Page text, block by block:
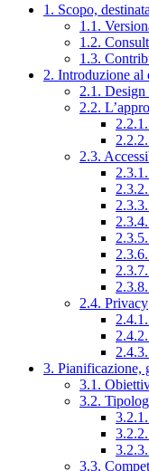
1. Scopo,
1.1.
1.2.
1.3.
2. Introduzione
2.1. Design
2.2.
2.3.
2.4. Privacy
3. Pianificazione,
3.1.
3.2.
3.3.